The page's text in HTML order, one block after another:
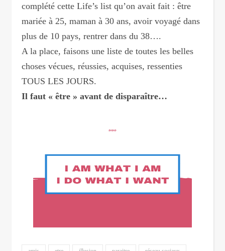
complété cette Life’s list qu’on avait fait : être
mariée à 25, maman à 30 ans, avoir voyagé dans
plus de 10 pays, rentrer dans du 38….
A la place, faisons une liste de toutes les belles
choses vécues, réussies, acquises, ressenties
TOUS LES JOURS.
Il faut « être » avant de disparaître…